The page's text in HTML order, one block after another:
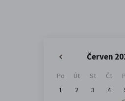
Červen
Po Út St Čt
1
2 3 4